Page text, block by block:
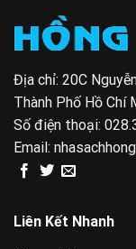
Địa chỉ: 20C
Thành Phố Hồ Chí
Số điện thoại:
Email:
Liên Kết Nhanh